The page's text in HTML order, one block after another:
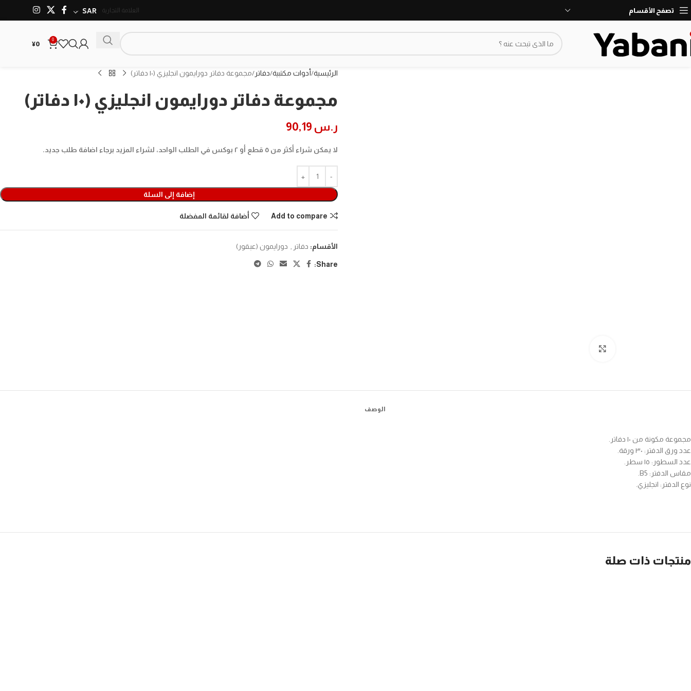
تصفح الأقسام العلامة التجارية SAR
0
¥0
الرئيسية أدوات مكتبية دفاتر مجموعة دفاتر دورايمون انجليزي (١٠ دفاتر)
مجموعة دفاتر دورايمون انجليزي (١٠ دفاتر)
ر.س
لا يمكن شراء أكثر من ٥ قطع أو ٢ بوكس في الطلب الواحد، لشراء المزيد برجاء اضافة طلب جديد.
إضافة إلى السلة
Add to compare أضافة لقائمة المفضلة
الأقسام: دفاتر دورايمون (عبقور)
Share:
الوصف
مجموعة مكونة من ١٠ دفاتر.
عدد ورق الدفتر: ٣٠ ورقة.
عدد السطور: ١٥ سطر.
مقاس الدفتر: B5.
نوع الدفتر: انجليزي.
منتجات ذات صلة